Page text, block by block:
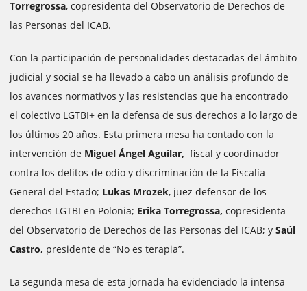
Torregrossa, copresidenta del Observatorio de Derechos de
las Personas del ICAB.
Con la participación de personalidades destacadas del ámbito
judicial y social se ha llevado a cabo un análisis profundo de
los avances normativos y las resistencias que ha encontrado
el colectivo LGTBI+ en la defensa de sus derechos a lo largo de
los últimos 20 años. Esta primera mesa ha contado con la
intervención de Miguel Ángel Aguilar, fiscal y coordinador
contra los delitos de odio y discriminación de la Fiscalía
General del Estado; Lukas Mrozek, juez defensor de los
derechos LGTBI en Polonia; Erika Torregrossa, copresidenta
del Observatorio de Derechos de las Personas del ICAB; y Saúl
Castro, presidente de “No es terapia”.
La segunda mesa de esta jornada ha evidenciado la intensa